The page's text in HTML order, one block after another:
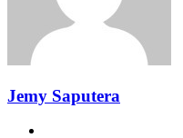
Jemy Saputera